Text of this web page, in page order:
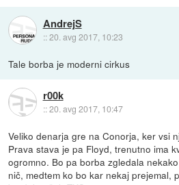
AndrejS
::20. avg 2017, 10:23
Tale borba je moderni cirkus
r00k
::20. avg 2017, 10:47
Veliko denarja gre na Conorja, ker vsi
Prava stava je pa Floyd, trenutno ima
ogromno. Bo pa borba zgledala
nič, medtem ko bo kar nekaj prejemal,